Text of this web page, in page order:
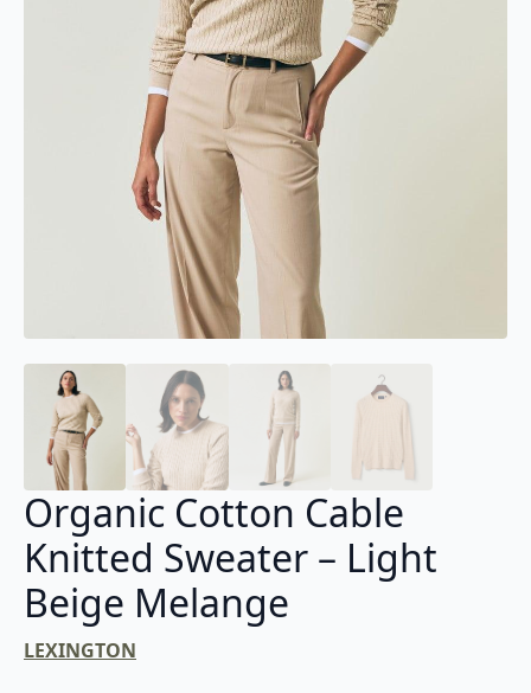
Organic Cotton Cable
Knitted Sweater – Light
Beige Melange
LEXINGTON